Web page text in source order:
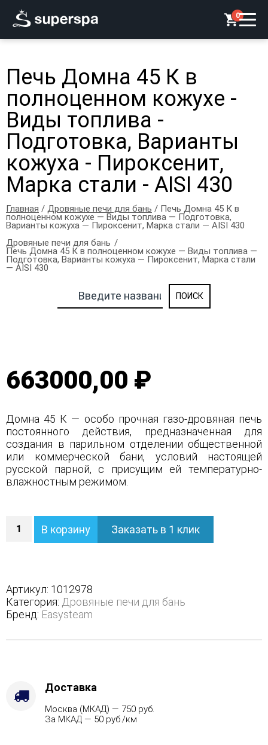
0
Печь Домна 45 К в
полноценном кожухе -
Виды топлива -
Подготовка, Варианты
кожуха - Пироксенит,
Марка стали - AISI 430
Главная / Дровяные печи для бань / Печь Домна 45 К в
полноценном кожухе — Виды топлива — Подготовка,
Варианты кожуха — Пироксенит, Марка стали — AISI 430
Дровяные печи для бань
Печь Домна 45 К в полноценном кожухе — Виды топлива —
Подготовка, Варианты кожуха — Пироксенит, Марка стали
— AISI 430
663000,00 ₽
Домна 45 К — особо прочная газо-дровяная печь
постоянного действия, предназначенная для
создания в парильном отделении общественной
или коммерческой бани, условий настоящей
русской парной, с присущим ей температурно-
влажностным режимом.
Печь
Домна
в
полноценном
кожухе
-
Варианты
кожуха
Пироксенит,
В корзину Заказать в 1 клик
Артикул: 1012978
Категория: Дровяные печи для бань
Бренд: Easysteam
Доставка
Москва (МКАД) — 750 руб.
За МКАД — 50 руб./км